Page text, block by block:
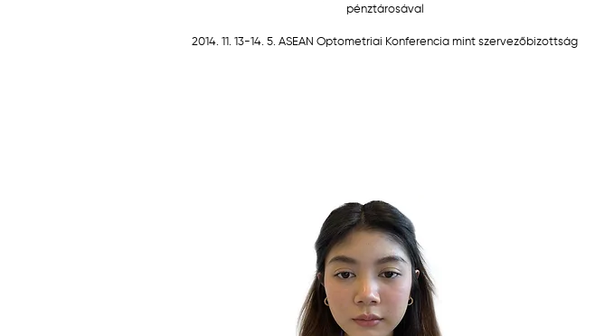
pénztárosával
2014. 11. 13-14. 5. ASEAN Optometriai Konferencia mint szervezőbizottság